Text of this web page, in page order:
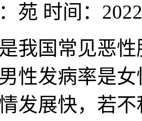
苑 时间：
国常见恶性
性发病率是
发展快，若